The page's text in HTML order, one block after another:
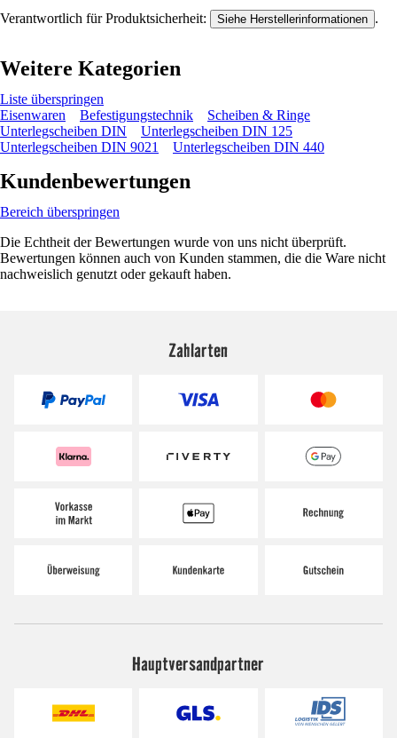
Verantwortlich für Produktsicherheit: Siehe Herstellerinformationen .
Weitere Kategorien
Liste überspringen
Eisenwaren
Befestigungstechnik
Scheiben & Ringe
Unterlegscheiben DIN
Unterlegscheiben DIN 125
Unterlegscheiben DIN 9021
Unterlegscheiben DIN 440
Kundenbewertungen
Bereich überspringen
Die Echtheit der Bewertungen wurde von uns nicht überprüft.
Bewertungen können auch von Kunden stammen, die die Ware nicht
nachweislich genutzt oder gekauft haben.
Zahlarten
Hauptversandpartner